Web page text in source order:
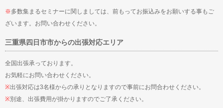
※多数集まるセミナーに関しましては、前もってお振込みをお願いする事もご
ざいます。お問い合わせください。
三重県四日市市からの出張対応エリア
全国出張承っております。
お気軽にお問い合わせください。
※出張対応は3名様からの承りとなりますので事前にお問合わせください。
※別途、出張費用が掛かりますのでご了承ください。